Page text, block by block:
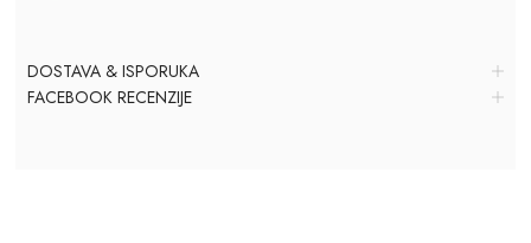
DOSTAVA & ISPORUKA
FACEBOOK RECENZIJE